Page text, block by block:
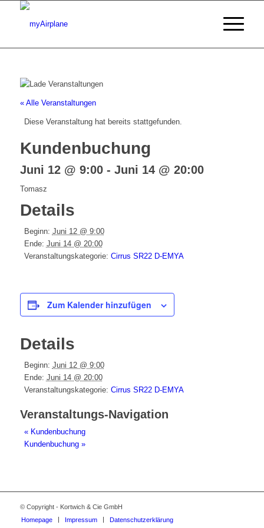
« Alle Veranstaltungen
Diese Veranstaltung hat bereits stattgefunden.
Kundenbuchung
Juni 12 @ 9:00- Juni 14 @ 20:00
Tomasz
Details
Beginn: Juni 12 @ 9:00
Ende: Juni 14 @ 20:00
Veranstaltungskategorie: Cirrus SR22 D-EMYA
Zum Kalender hinzufügen
Details
Beginn: Juni 12 @ 9:00
Ende: Juni 14 @ 20:00
Veranstaltungskategorie: Cirrus SR22 D-EMYA
Veranstaltungs-Navigation
«Kundenbuchung
Kundenbuchung »
© Copyright - Kortwich & Cie GmbH
Homepage
Impressum Datenschutzerklärung